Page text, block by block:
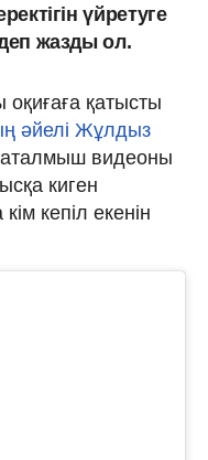
үйретуге
жазды ол.
оқиғаға қатысты
әйелі Жұлдыз
видеоны
киген
кепіл екенін